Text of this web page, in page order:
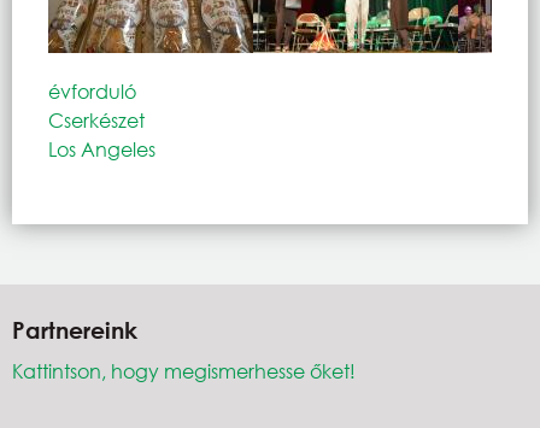
évforduló
Cserkészet
Los Angeles
Partnereink
Kattintson, hogy megismerhesse őket!